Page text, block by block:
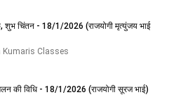
(राजयोगी मृत्युंजय भाई
Kumaris Classes
अव्यक्त मिलन की विधि - 18/1/2026 (राजयोगी सूरज भाई)